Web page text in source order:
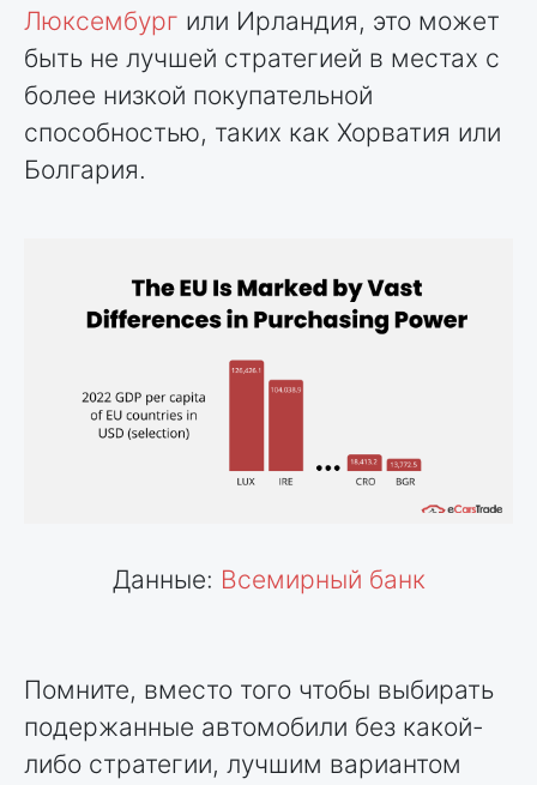
Люксембург или Ирландия, это может
быть не лучшей стратегией в местах с
более низкой покупательной
способностью, таких как Хорватия или
Болгария.
Данные: Всемирный банк
Помните, вместо того чтобы выбирать
подержанные автомобили без какой-
либо стратегии, лучшим вариантом